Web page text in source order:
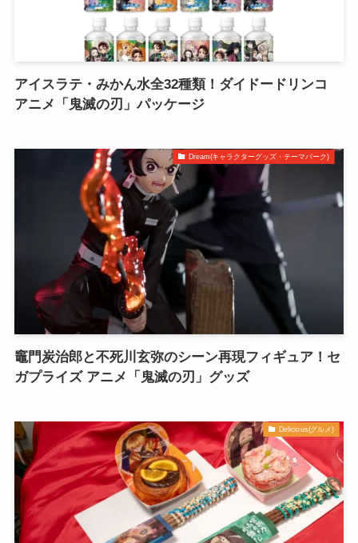
アイスラテ・みかん水全32種類！ダイドードリンコ
アニメ「鬼滅の刃」パッケージ
Dream(キャラクターグッズ・テーマパーク)
竈門炭治郎と不死川玄弥のシーン再現フィギュア！セ
ガプライズ アニメ「鬼滅の刃」グッズ
Delicious(グルメ)